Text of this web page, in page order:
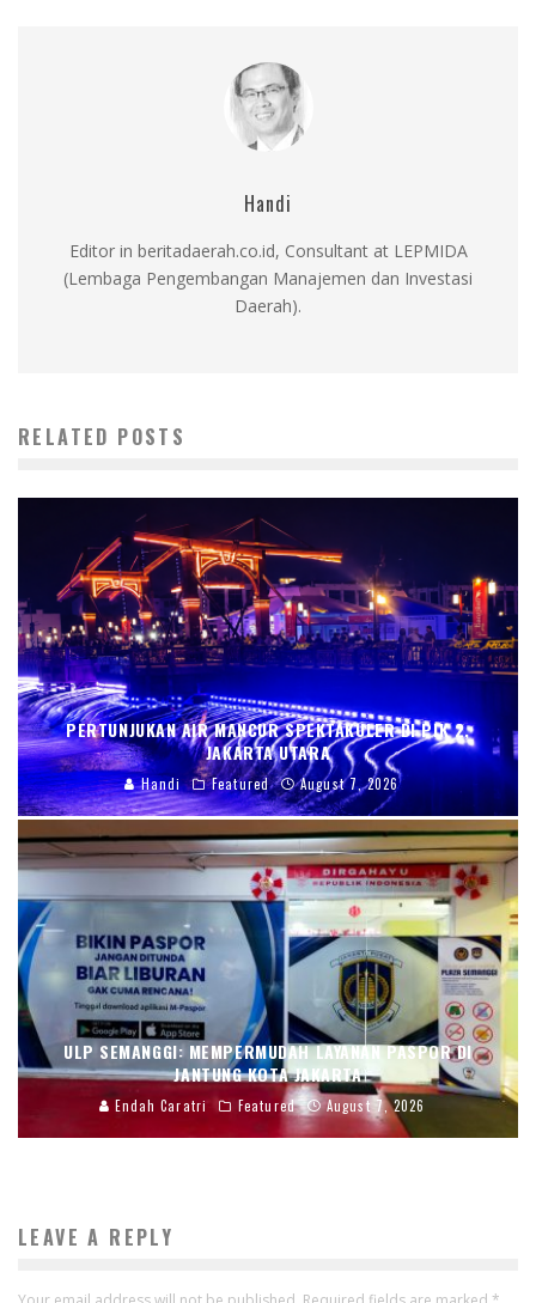
Handi
Editor in beritadaerah.co.id, Consultant at LEPMIDA
(Lembaga Pengembangan Manajemen dan Investasi
Daerah).
RELATED POSTS
PERTUNJUKAN AIR MANCUR SPEKTAKULER DI PIK 2,
JAKARTA UTARA
Handi Featured August 7, 2026
ULP SEMANGGI: MEMPERMUDAH LAYANAN PASPOR DI
JANTUNG KOTA JAKARTA
Endah Caratri Featured August 7, 2026
LEAVE A REPLY